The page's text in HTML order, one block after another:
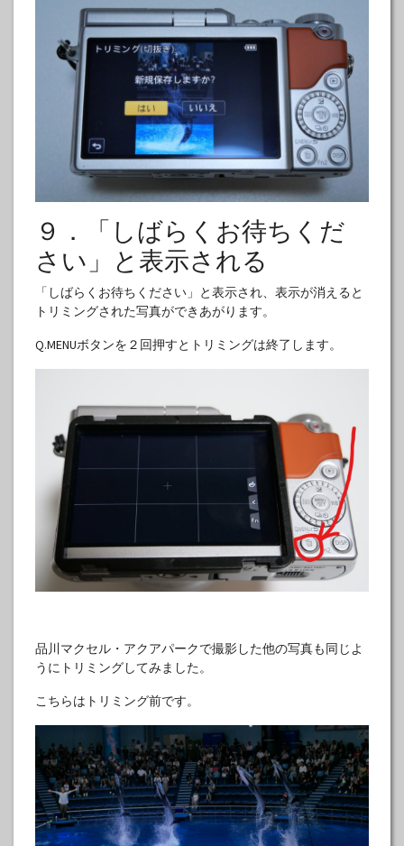
９．「しばらくお待ちくだ
さい」と表示される
「しばらくお待ちください」と表示され、表示が消えると
トリミングされた写真ができあがります。
Q.MENUボタンを２回押すとトリミングは終了します。
品川マクセル・アクアパークで撮影した他の写真も同じよ
うにトリミングしてみました。
こちらはトリミング前です。